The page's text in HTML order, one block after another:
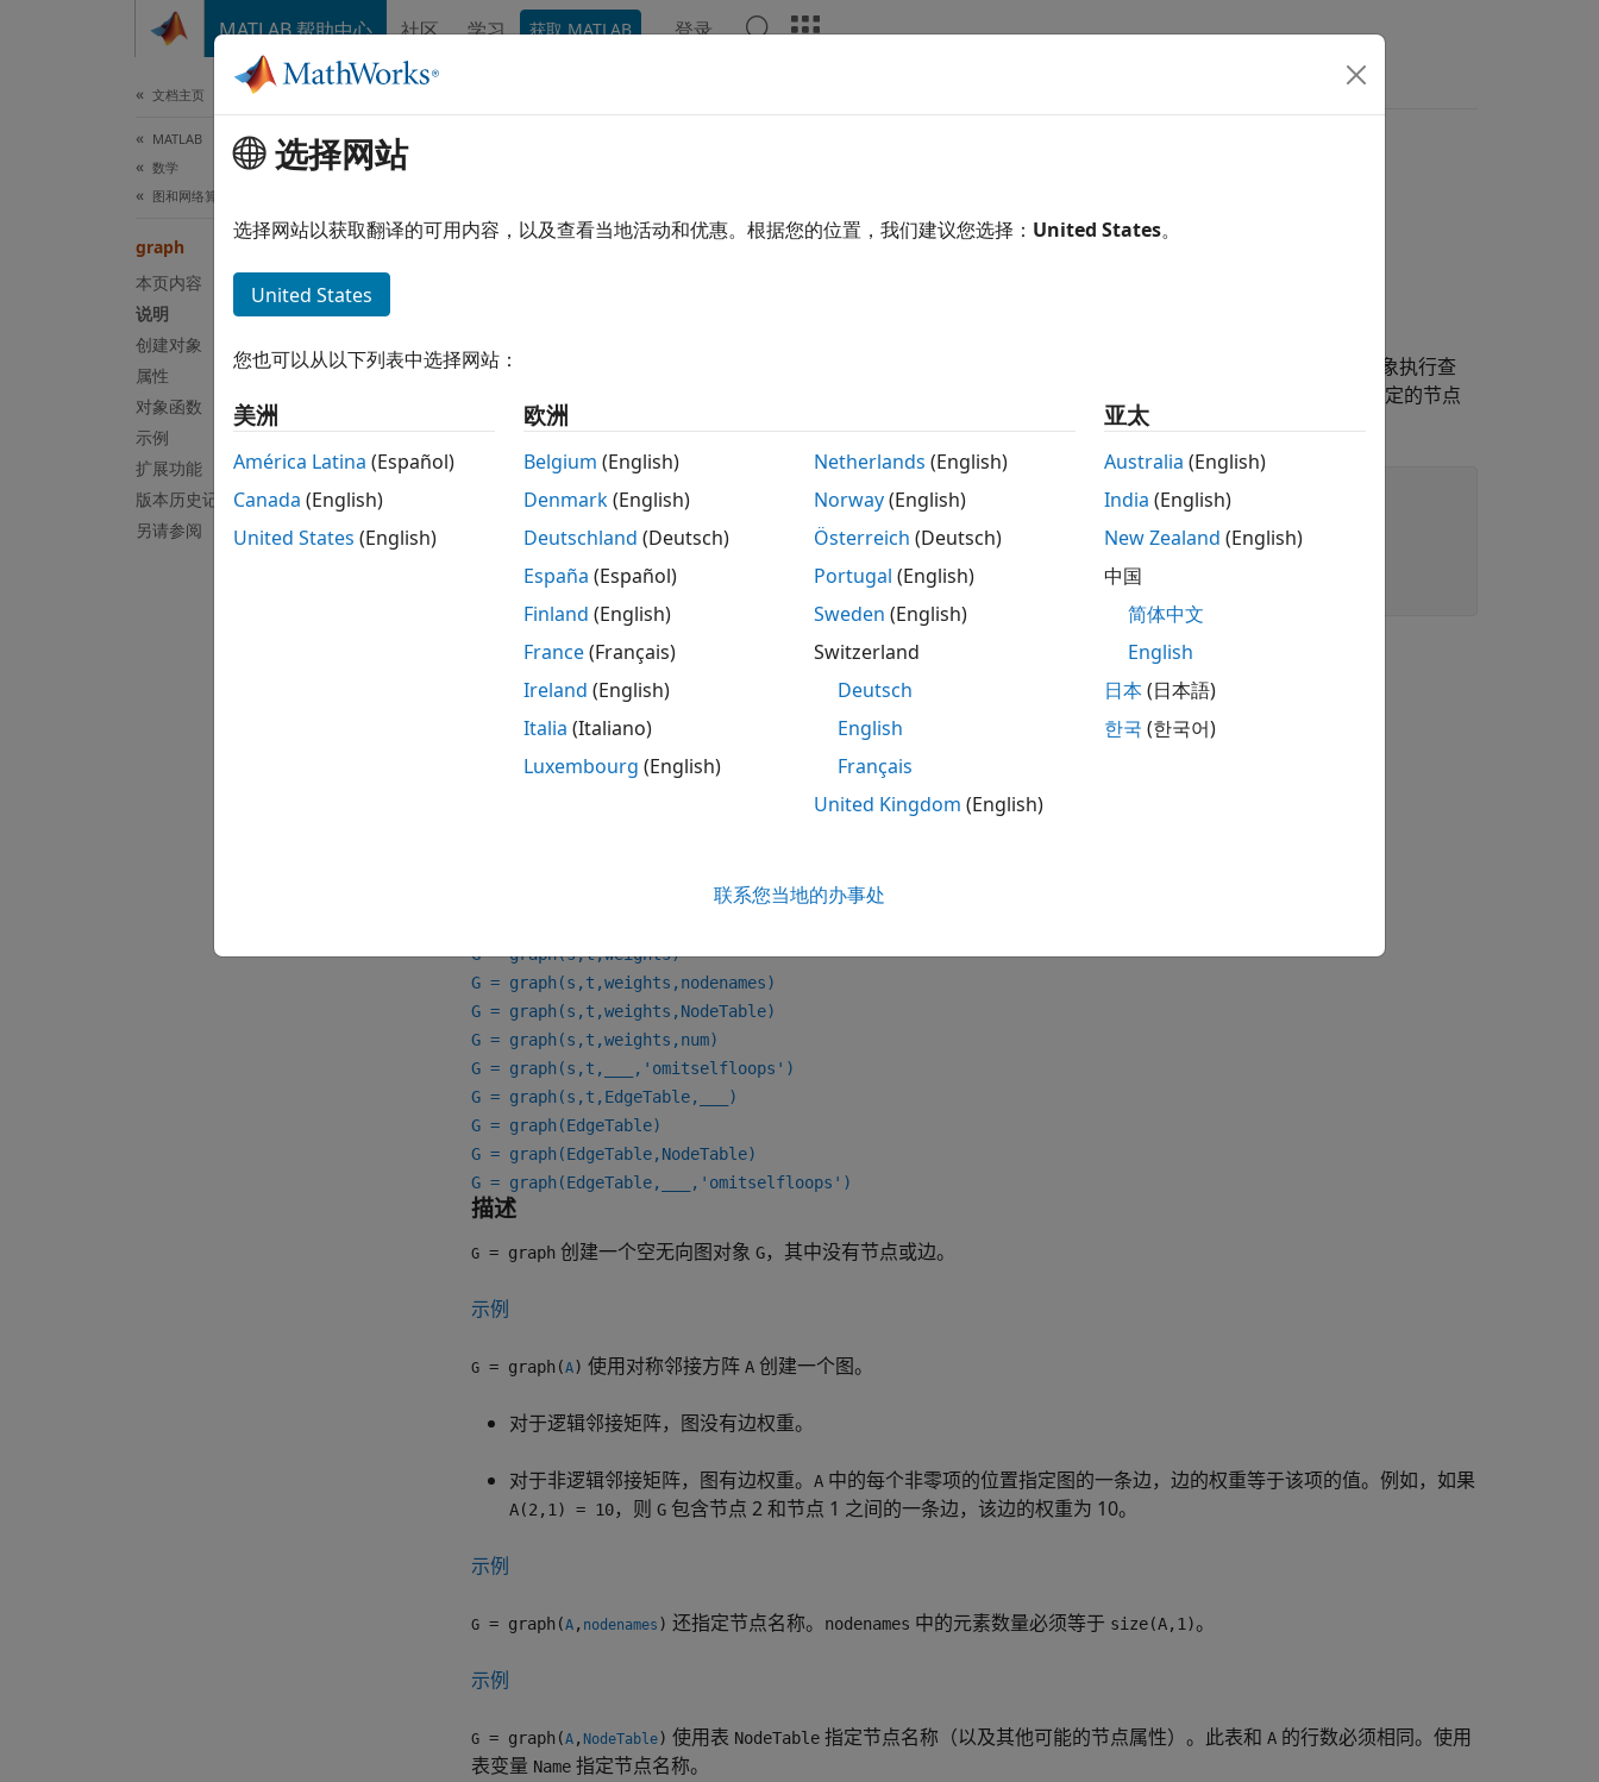
MATLAB 帮助中心 社区 学习 获取 MATLAB 登录
文档主页
MATLAB
数学
图和网络算法
graph
本页内容
说明
创建对象
属性
对象函数
示例
扩展功能
版本历史记录
另请参阅
具有无向边的图
graph
对象表示无向图，无向图具有连接相应节点的无向边。创建图对象后，您可以通过使用对象函数针对对象执行查
询，了解有关该图的详细信息。例如，您可以添加或删除节点或边、确定两个节点之间的最短路径，或定位特定的节点
或边。
G = graph([1 1], [2 3]);
G = addedge(G,2,3)
G = addnode(G,4)
plot(G)
创建对象
,'omitselfloops')
G = graph(s,t,weights)
G = graph(s,t,weights,nodenames)
G = graph(s,t,weights,NodeTable)
G = graph(s,t,weights,num)
G = graph(s,t,
,'omitselfloops')
G = graph(s,t,EdgeTable,
)
G = graph(EdgeTable)
G = graph(EdgeTable,NodeTable)
G = graph(EdgeTable,
,'omitselfloops')
描述
G = graph 创建一个空无向图对象 G，其中没有节点或边。
示例
G = graph(A) 使用对称邻接方阵 A 创建一个图。
对于逻辑邻接矩阵，图没有边权重。
对于非逻辑邻接矩阵，图有边权重。 A 中的每个非零项的位置指定图的一条边，边的权重等于该项的值。例如，如果
A(2,1) = 10，则 G 包含节点 2 和节点 1 之间的一条边，该边的权重为 10。
示例
G = graph(A , nodenames ) 还指定节点名称。 nodenames 中的元素数量必须等于 size(A,1)。
示例
G = graph(A , NodeTable) 使用表 NodeTable 指定节点名称（以及其他可能的节点属性）。此表和 A 的行数必须相同。使用
表变量 Name 指定节点名称。
选择网站
选择网站以获取翻译的可用内容，以及查看当地活动和优惠。根据您的位置，我们建议您选择： United States。
United States
您也可以从以下列表中选择网站：
美洲
América Latina (Español)
Canada (English)
United States (English)
欧洲
Belgium (English)
Denmark(English)
Deutschland (Deutsch)
España (Español)
Finland (English)
France(Français)
Ireland (English)
Italia (Italiano)
Luxembourg (English)
Netherlands (English)
Norway(English)
Österreich (Deutsch)
Portugal (English)
Sweden (English)
Switzerland
Deutsch
English
Français
United Kingdom (English)
亚太
Australia (English)
India (English)
New Zealand (English)
中国
简体中文
English
日本(日本語)
한국 (한국어)
联系您当地的办事处